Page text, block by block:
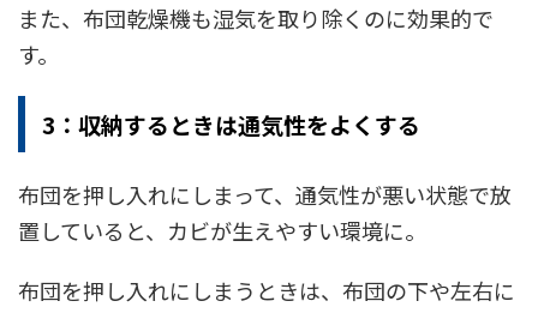
また、布団乾燥機も湿気を取り除くのに効果的で
す。
3：収納するときは通気性をよくする
布団を押し入れにしまって、通気性が悪い状態で放
置していると、カビが生えやすい環境に。
布団を押し入れにしまうときは、布団の下や左右に